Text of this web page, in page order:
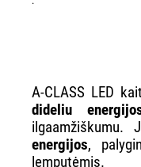
A-CLASS LED
dideliu
energijos,
lemputėmis.